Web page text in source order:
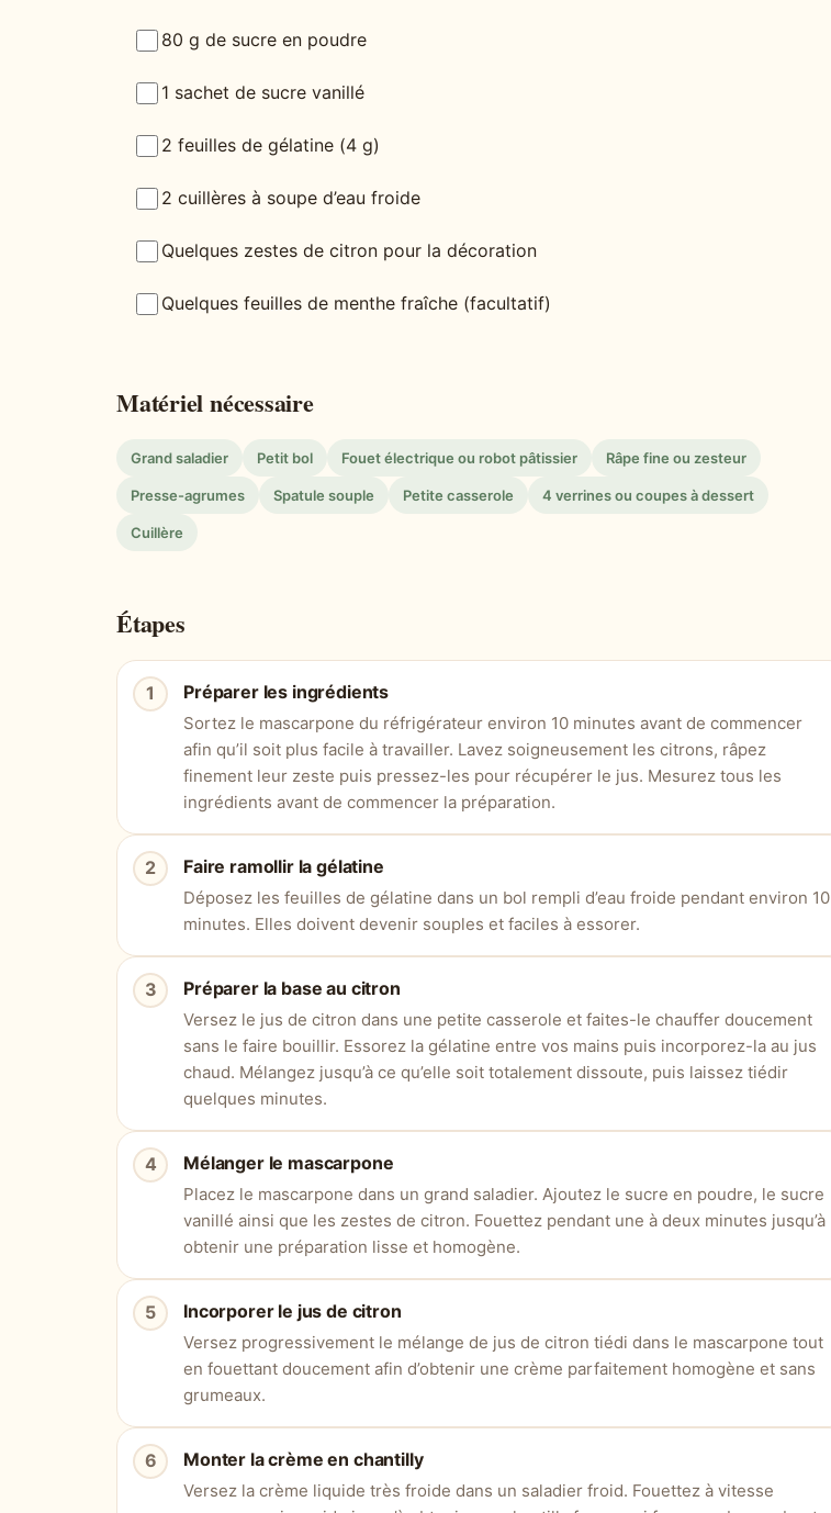
80 g de sucre en poudre
1 sachet de sucre vanillé
2 feuilles de gélatine (4 g)
2 cuillères à soupe d’eau froide
Quelques zestes de citron pour la décoration
Quelques feuilles de menthe fraîche (facultatif)
Matériel nécessaire
Grand saladier Petit bol Fouet électrique ou robot pâtissier Râpe fine ou zesteur
Presse-agrumes Spatule souple Petite casserole 4 verrines ou coupes à dessert
Cuillère
Étapes
Préparer les ingrédients
Sortez le mascarpone du réfrigérateur environ 10 minutes avant de commencer
afin qu’il soit plus facile à travailler. Lavez soigneusement les citrons, râpez
finement leur zeste puis pressez-les pour récupérer le jus. Mesurez tous les
ingrédients avant de commencer la préparation.
Faire ramollir la gélatine
Déposez les feuilles de gélatine dans un bol rempli d’eau froide pendant environ 10
minutes. Elles doivent devenir souples et faciles à essorer.
Préparer la base au citron
Versez le jus de citron dans une petite casserole et faites-le chauffer doucement
sans le faire bouillir. Essorez la gélatine entre vos mains puis incorporez-la au jus
chaud. Mélangez jusqu’à ce qu’elle soit totalement dissoute, puis laissez tiédir
quelques minutes.
Mélanger le mascarpone
Placez le mascarpone dans un grand saladier. Ajoutez le sucre en poudre, le sucre
vanillé ainsi que les zestes de citron. Fouettez pendant une à deux minutes jusqu’à
obtenir une préparation lisse et homogène.
Incorporer le jus de citron
Versez progressivement le mélange de jus de citron tiédi dans le mascarpone tout
en fouettant doucement afin d’obtenir une crème parfaitement homogène et sans
grumeaux.
Monter la crème en chantilly
Versez la crème liquide très froide dans un saladier froid. Fouettez à vitesse